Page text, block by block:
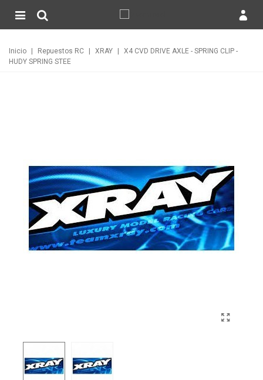
Inicio Repuestos RC XRAY
X4 CVD DRIVE AXLE - SPRING CLIP -
HUDY SPRING STEE